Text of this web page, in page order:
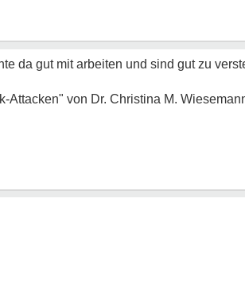
da gut mit arbeiten und sind gut zu
Attacken" von Dr. Christina M.